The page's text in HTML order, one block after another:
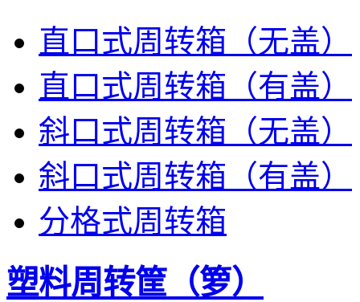
直口式周转箱（无盖）
直口式周转箱（有盖）
斜口式周转箱（无盖）
斜口式周转箱（有盖）
分格式周转箱
塑料周转筐（箩）